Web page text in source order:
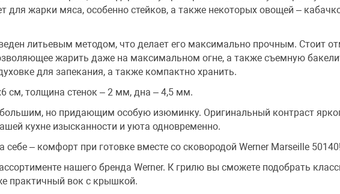
для жарки мяса, особенно стейков, а также некоторых овощей –
литьевым методом, что делает его максимально прочным. Стоит
жарить даже на максимальном огне, а также съемную
для запекания, а также компактно хранить.
см, толщина стенок – 2 мм, дна – 4,5 мм.
но придающим особую изюминку. Оригинальный контраст
кухне изысканности и уюта одновременно.
себе – комфорт при готовке вместе со сковородой Werner Marseille 50140!
нашего бренда Werner. К грилю вы сможете подобрать
практичный вок с крышкой.